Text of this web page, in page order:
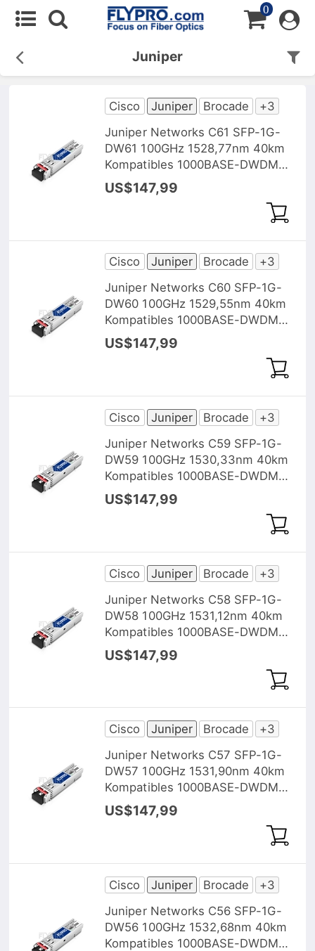
0
Juniper
Cisco Juniper Brocade
+3
Juniper Networks C61 SFP-1G-
DW61 100GHz 1528,77nm 40km
Kompatibles 1000BASE-DWDM
SFP Transceiver Modul, DOM
US$147,99
Cisco Juniper Brocade
+3
Juniper Networks C60 SFP-1G-
DW60 100GHz 1529,55nm 40km
Kompatibles 1000BASE-DWDM
SFP Transceiver Modul, DOM
US$147,99
Cisco Juniper Brocade
+3
Juniper Networks C59 SFP-1G-
DW59 100GHz 1530,33nm 40km
Kompatibles 1000BASE-DWDM
SFP Transceiver Modul, DOM
US$147,99
Cisco Juniper Brocade
+3
Juniper Networks C58 SFP-1G-
DW58 100GHz 1531,12nm 40km
Kompatibles 1000BASE-DWDM
SFP Transceiver Modul, DOM
US$147,99
Cisco Juniper Brocade
+3
Juniper Networks C57 SFP-1G-
DW57 100GHz 1531,90nm 40km
Kompatibles 1000BASE-DWDM
SFP Transceiver Modul, DOM
US$147,99
Cisco Juniper Brocade
+3
Juniper Networks C56 SFP-1G-
DW56 100GHz 1532,68nm 40km
Kompatibles 1000BASE-DWDM